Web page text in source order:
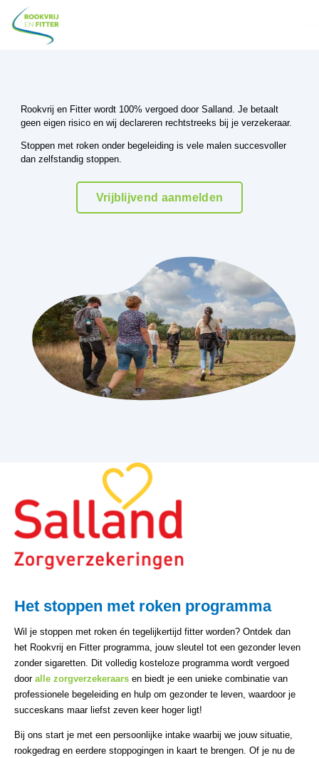
Rookvrij en Fitter wordt 100% vergoed door Salland. Je betaalt
geen eigen risico en wij declareren rechtstreeks bij je verzekeraar.
Stoppen met roken onder begeleiding is vele malen succesvoller
dan zelfstandig stoppen.
Vrijblijvend aanmelden
Het stoppen met roken programma
Wil je stoppen met roken én tegelijkertijd fitter worden? Ontdek dan
het Rookvrij en Fitter programma, jouw sleutel tot een gezonder leven
zonder sigaretten. Dit volledig kosteloze programma wordt vergoed
door alle zorgverzekeraars en biedt je een unieke combinatie van
professionele begeleiding en hulp om gezonder te leven, waardoor je
succeskans maar liefst zeven keer hoger ligt!
Bij ons start je met een persoonlijke intake waarbij we jouw situatie,
rookgedrag en eerdere stoppogingen in kaart te brengen. Of je nu de